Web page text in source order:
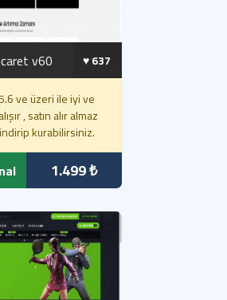
v60 ♥️ 637
ve üzeri ile iyi ve
, satın alır almaz
kurabilirsiniz.
1.499 ₺